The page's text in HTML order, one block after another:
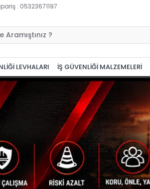
: 05323671197
LEVHALARI İŞ GÜVENLİĞİ MALZEMELERİ